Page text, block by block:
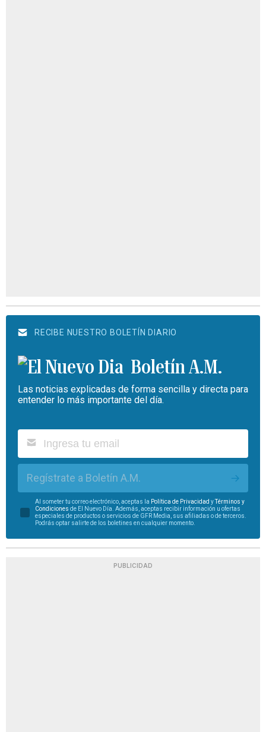
RECIBE NUESTRO BOLETÍN DIARIO
Boletín A.M.
Las noticias explicadas de forma sencilla y directa para
entender lo más importante del día.
Regístrate a Boletín A.M.
Al someter tu correo electrónico, aceptas la Política de Privacidad yTérminos y
Condiciones de El Nuevo Día. Además, aceptas recibir información u ofertas
especiales de productos o servicios de GFR Media, sus afiliadas o de terceros.
Podrás optar salirte de los boletines en cualquier momento.
PUBLICIDAD